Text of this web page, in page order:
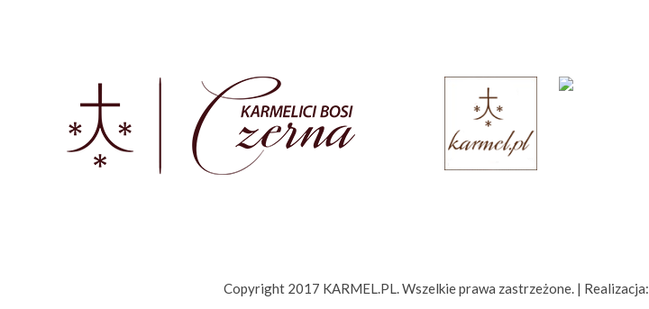
Copyright 2017 KARMEL.PL. Wszelkie prawa zastrzeżone. | Realizacja: